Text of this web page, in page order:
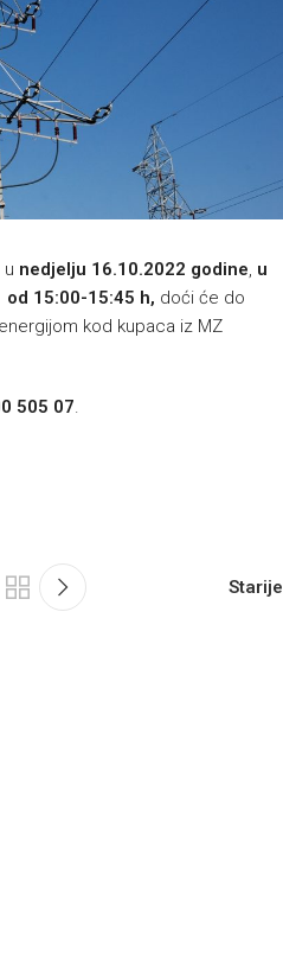
u nedjelju 16.10.2022 godine, u
15:00-15:45 h, doći će do
kod kupaca iz MZ
505 07.
Starije